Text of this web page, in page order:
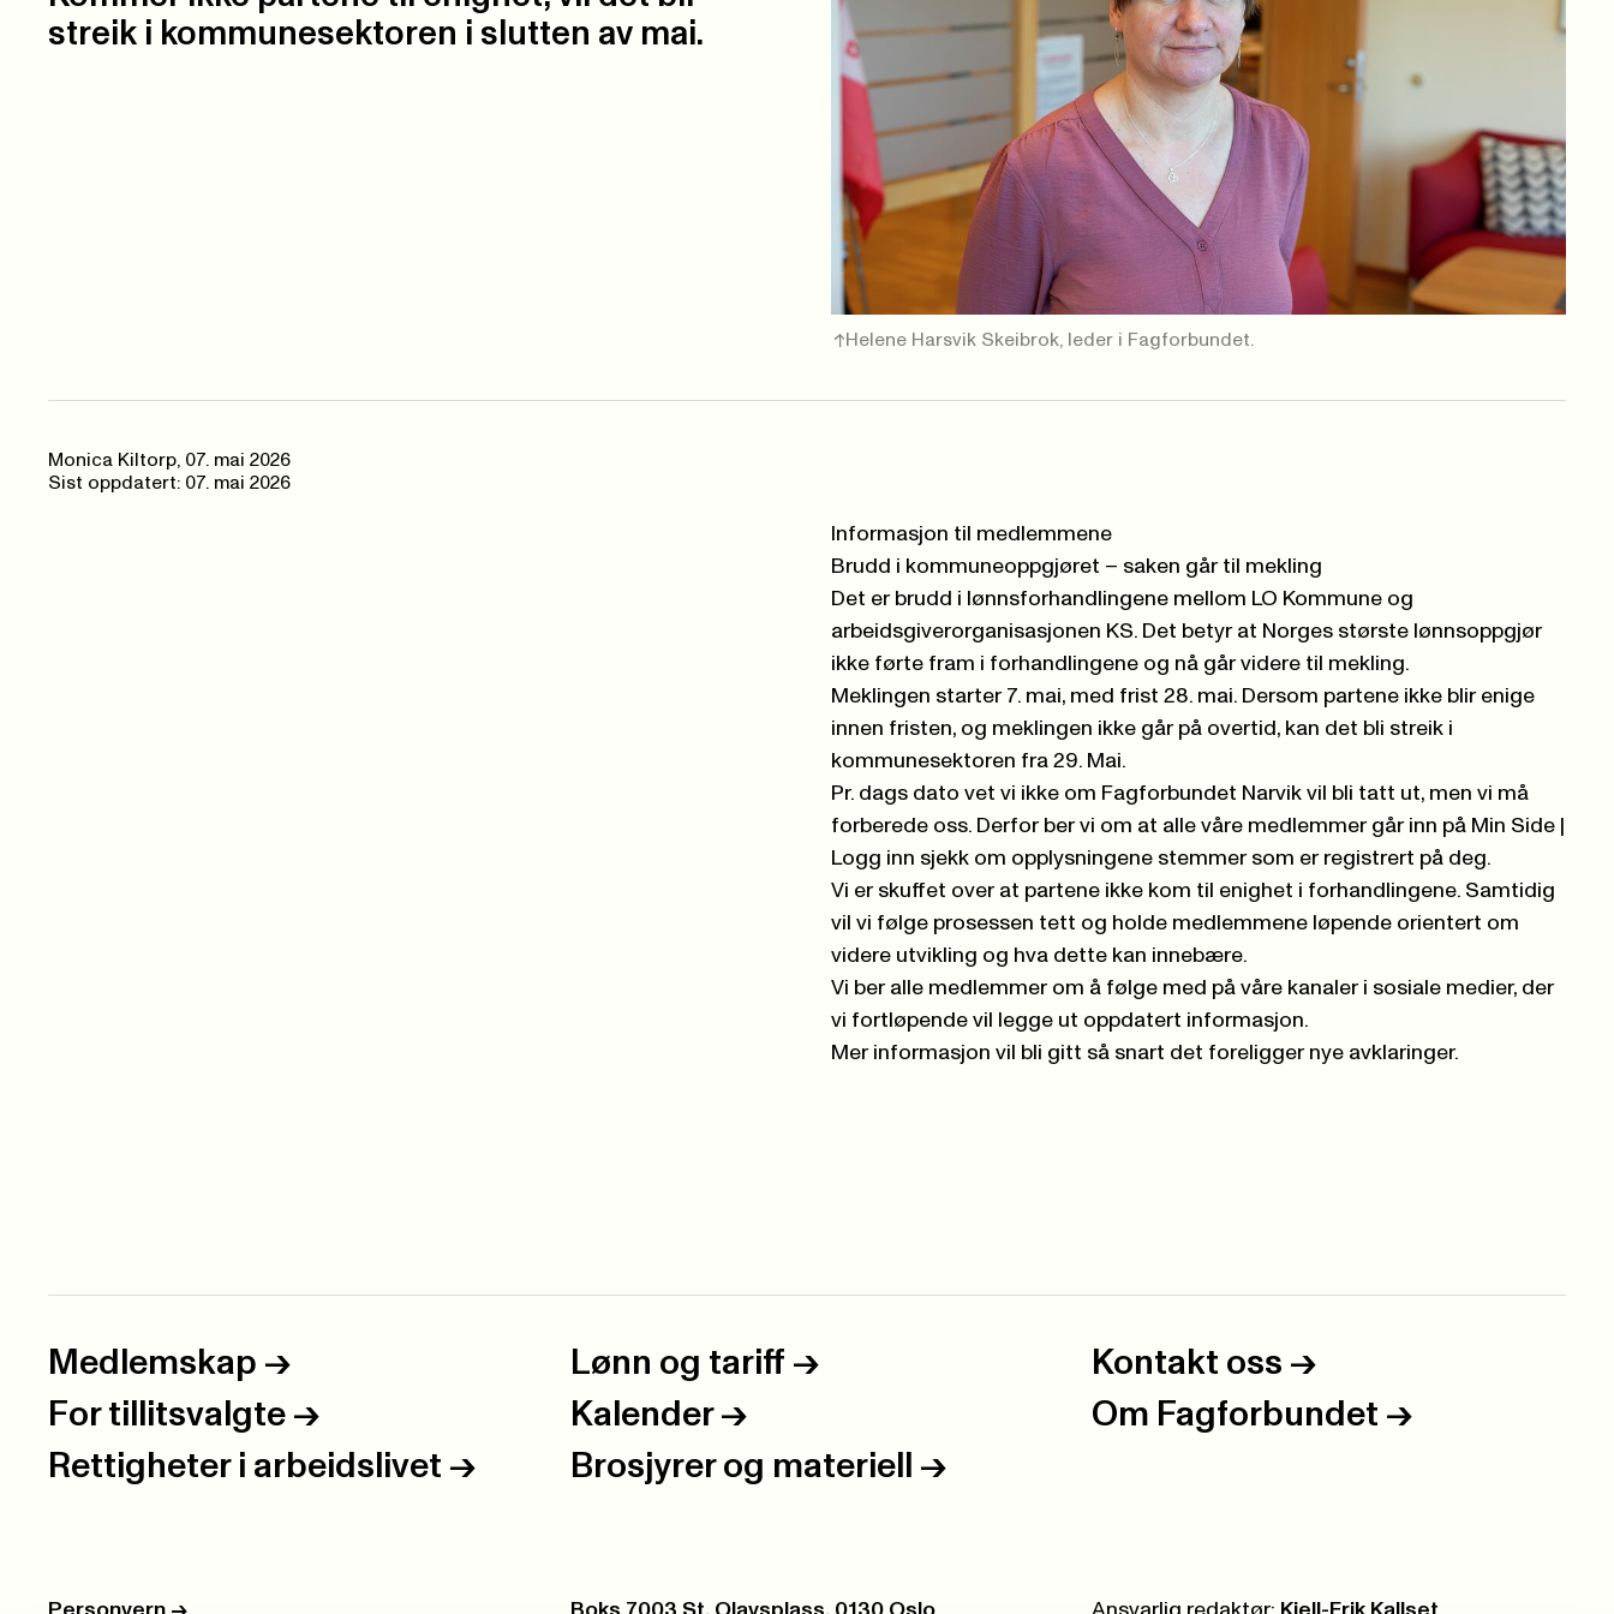
streik i kommunesektoren i slutten av mai.
Helene Harsvik Skeibrok, leder i Fagforbundet.
Monica Kiltorp, 07. mai 2026
Sist oppdatert: 07. mai 2026
Informasjon til medlemmene
Brudd i kommuneoppgjøret – saken går til mekling
Det er brudd i lønnsforhandlingene mellom LO Kommuneog
arbeidsgiverorganisasjonen KS. Det betyr at Norges største lønnsoppgjør
ikke førte fram i forhandlingene og nå går videre til mekling.
Meklingen starter 7. mai, med frist 28. mai. Dersom partene ikke blir enige
innen fristen, og meklingen ikke går på overtid, kan det bli streik i
kommunesektoren fra 29. M ai.
Pr. d ags dato vet vi ikke om Fagforbundet Narvik vil bli tatt ut, men vi må
forberede oss. Derfor ber vi om at alle våre medlemmer går inn på Min Side |
Logg inn sjekk om opplysningene stemmer som er registrert på deg.
Vi er skuffet over at partene ikke kom til enighet i forhandlingene. Samtidig
vil vi følge prosessen tett og holde medlemmene løpende orientert om
videre utvikling og hva dette kan innebære.
Vi ber alle medlemmer om å følge med på våre kanaler i sosiale medier, der
vi fortløpende vil legge ut oppdatert informasjon.
Mer informasjon vil bli gitt så snart det foreligger nye avklaringer.
Medlemskap -> Lønn og tariff -> Kontakt oss ->
For tillitsvalgte -> Kalender -> Om Fagforbundet ->
Rettigheter i arbeidslivet -> Brosjyrer og materiell ->
Postboks: